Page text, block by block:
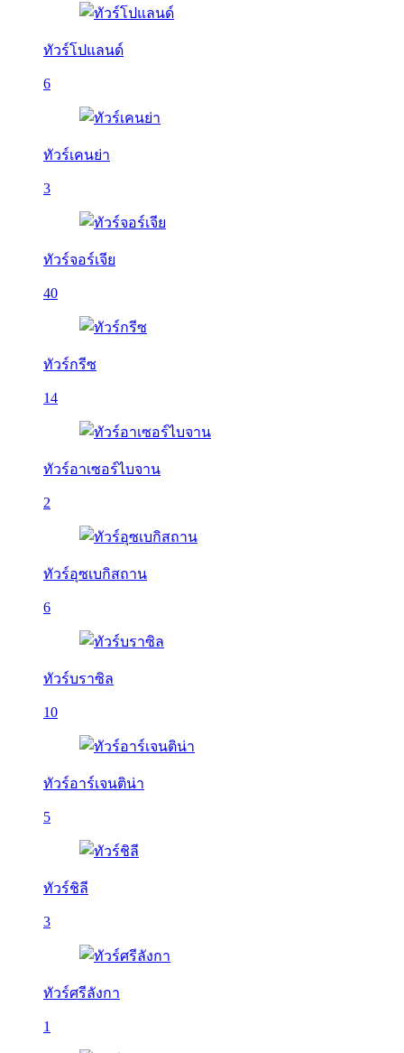
ทัวร์โปแลนด์
6
ทัวร์เคนย่า
3
ทัวร์จอร์เจีย
40
ทัวร์กรีซ
14
ทัวร์อาเซอร์ไบจาน
2
ทัวร์อุซเบกิสถาน
6
ทัวร์บราซิล
10
ทัวร์อาร์เจนติน่า
5
ทัวร์ชิลี
3
ทัวร์ศรีลังกา
1